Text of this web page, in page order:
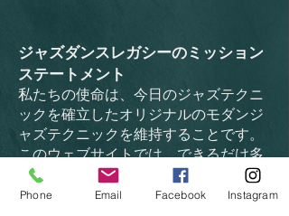
ジャズダンスレガシーのミッション
ステートメント
私たちの使命は、今日のジャズテクニ
ックを確立したオリジナルのモダンジ
ャズテクニックを維持することです。
このウェブサイトでは、できるだけ多
くのことを認めたいと思います。 Jazz
Dance Legacy LLCは、集中的なトレー
Phone Email Facebook Instagram